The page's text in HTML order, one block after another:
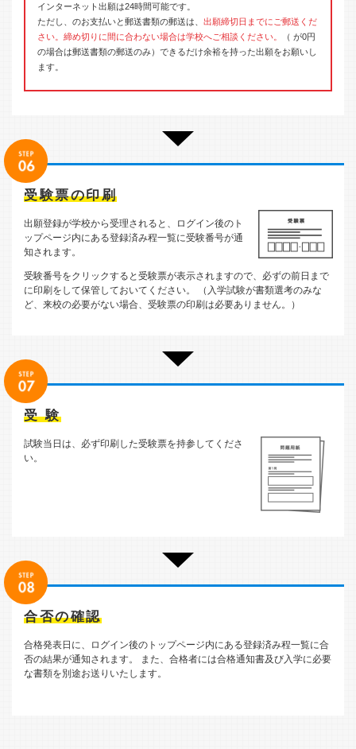
インターネット出願は24時間可能です。
ただし、のお支払いと郵送書類の郵送は、 出願締切日までにご郵送くだ
さい。締め切りに間に合わない場合は学校へご相談ください。
（ が0円
の場合は郵送書類の郵送のみ）できるだけ余裕を持った出願をお願いし
ます。
受験票の印刷
出願登録が学校から受理されると、ログイン後のト
ップページ内にある登録済み程一覧に受験番号が通
知されます。
受験番号をクリックすると受験票が表示されますので、必ずの前日まで
に印刷をして保管しておいてください。 （入学試験が書類選考のみな
ど、来校の必要がない場合、受験票の印刷は必要ありません。）
受 験
試験当日は、必ず印刷した受験票を持参してくださ
い。
合否の確認
合格発表日に、ログイン後のトップページ内にある登録済み程一覧に合
否の結果が通知されます。
また、合格者には合格通知書及び入学に必要
な書類を別途お送りいたします。